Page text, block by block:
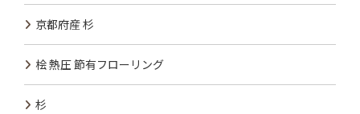
京都府産 杉
桧 熱圧 節有フローリング
杉